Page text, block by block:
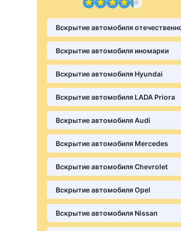
Вскрытие автомобиля
Вскрытие автомобиля иномарки
Вскрытие автомобиля Hyundai
Вскрытие автомобиля LADA Priora
Вскрытие автомобиля Audi
Вскрытие автомобиля Mercedes
Вскрытие автомобиля Chevrolet
Вскрытие автомобиля Opel
Вскрытие автомобиля Nissan